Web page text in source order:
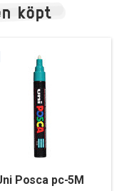
köpt
Posca pc-5M